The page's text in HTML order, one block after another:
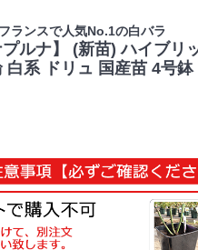
ランスで人気No.1の白バラ
ルナ】 (新苗) ハイブリ
白系 ドリュ 国産苗 4号鉢